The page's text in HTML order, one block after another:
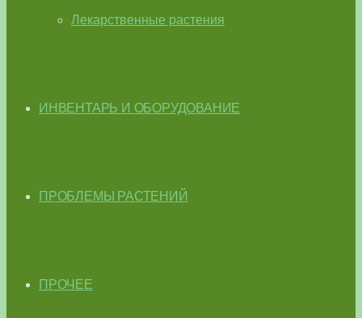
Лекарственные растения
ИНВЕНТАРЬ И ОБОРУДОВАНИЕ
ПРОБЛЕМЫ РАСТЕНИЙ
ПРОЧЕЕ